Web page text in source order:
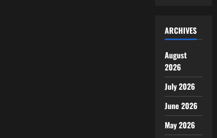
ARCHIVES
August
2026
July 2026
June 2026
May 2026